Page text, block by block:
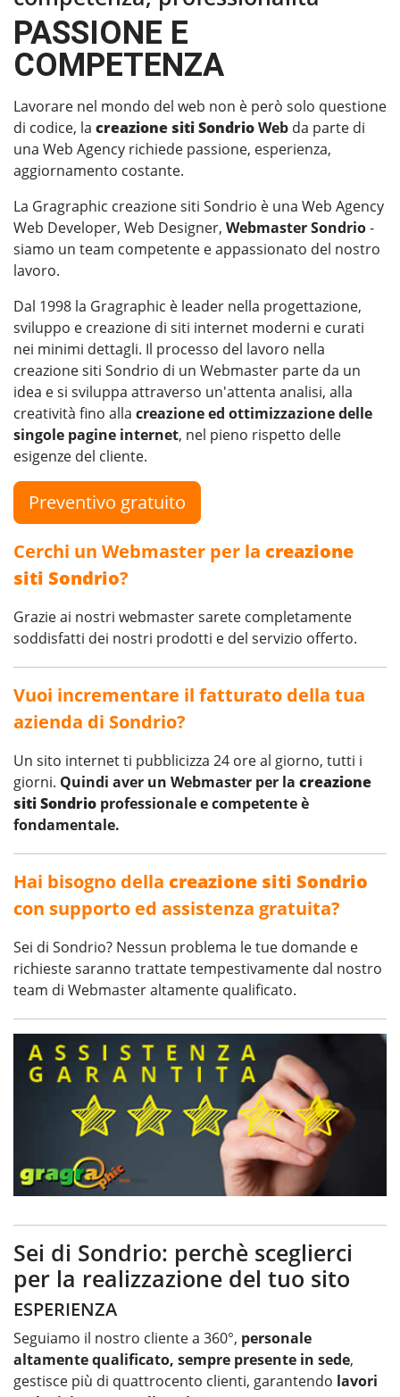
PASSIONE E
COMPETENZA
Lavorare nel mondo del web non è però solo questione
di codice, la creazione siti SondrioWeb da parte di
una Web Agency richiede passione, esperienza,
aggiornamento costante.
La Gragraphic creazione siti Sondrio è una Web Agency
Web Developer, Web Designer, Webmaster Sondrio-
siamo un team competente e appassionato del nostro
lavoro.
Dal 1998 la Gragraphic è leader nella progettazione,
sviluppo e creazione di siti internet moderni e curati
nei minimi dettagli. Il processo del lavoro nella
creazione siti Sondrio di un Webmaster parte da un
idea e si sviluppa attraverso un'attenta analisi, alla
creatività fino alla creazione ed ottimizzazione delle
singole pagine internet, nel pieno rispetto delle
esigenze del cliente.
Preventivo gratuito
Cerchi un Webmaster per la creazione
siti Sondrio?
Grazie ai nostri webmaster sarete completamente
soddisfatti dei nostri prodotti e del servizio offerto.
Vuoi incrementare il fatturato della tua
azienda di Sondrio?
Un sito internet ti pubblicizza 24 ore al giorno, tutti i
giorni. Quindi aver un Webmaster per la creazione
siti Sondrio professionale e competente è
fondamentale.
Hai bisogno della creazione siti Sondrio
con supporto ed assistenza gratuita?
Sei di Sondrio? Nessun problema le tue domande e
richieste saranno trattate tempestivamente dal nostro
team di Webmaster altamente qualificato.
Sei di Sondrio: perchè sceglierci
per la realizzazione del tuo sito
ESPERIENZA
Seguiamo il nostro cliente a 360°, personale
altamente qualificato, sempre presente in sede,
gestisce più di quattrocento clienti, garantendo lavori